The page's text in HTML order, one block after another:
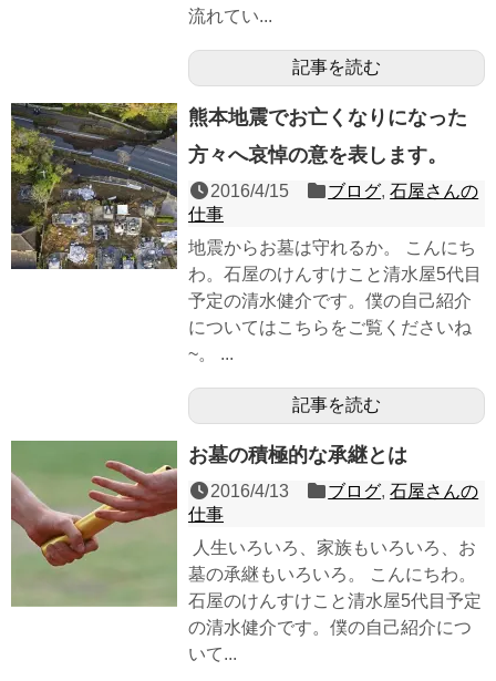
流れてい...
記事を読む
熊本地震でお亡くなりになった
方々へ哀悼の意を表します。
2016/4/15 ブログ,石屋さんの
仕事
地震からお墓は守れるか。 こんにち
わ。石屋のけんすけこと清水屋5代目
予定の清水健介です。僕の自己紹介
についてはこちらをご覧くださいね
~。 ...
記事を読む
お墓の積極的な承継とは
2016/4/13 ブログ,石屋さんの
仕事
人生いろいろ、家族もいろいろ、お
墓の承継もいろいろ。 こんにちわ。
石屋のけんすけこと清水屋5代目予定
の清水健介です。僕の自己紹介につ
いて...